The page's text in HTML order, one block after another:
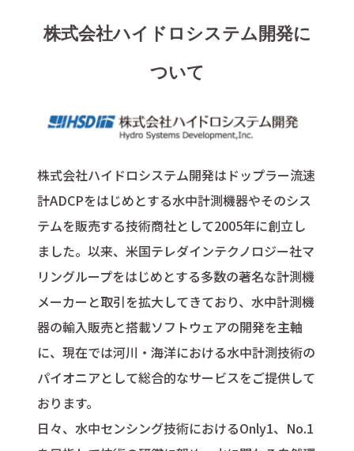
株式会社ハイドロシステム開発に
ついて
株式会社ハイドロシステム開発はドップラー流速
計ADCPをはじめとする水中計測機器やそのシス
テムを販売する技術商社として2005年に創立し
ました。以来、米国テレダインテクノロジー社マ
リングループをはじめとする多数の著名な計測機
メーカーと取引を拡大してきており、水中計測機
器の輸入販売と搭載ソフトウェアの開発を主軸
に、現在では河川・海洋における水中計測技術の
パイオニアとして総合的なサービスをご提供して
おります。
日々、水中センシング技術におけるOnly1、No.1